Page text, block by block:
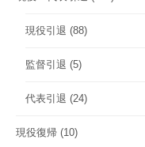
現役引退 (88)
監督引退 (5)
代表引退 (24)
現役復帰 (10)